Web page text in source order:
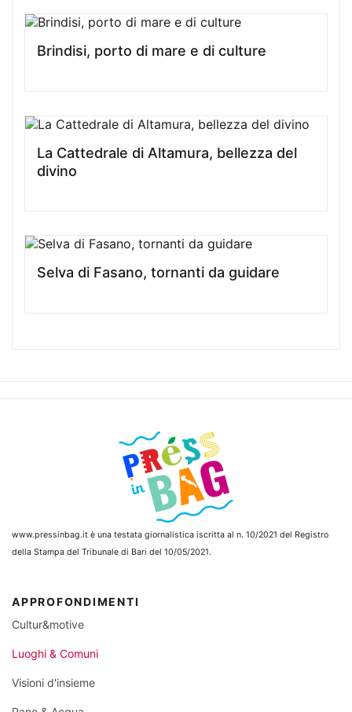
Brindisi, porto di mare e di culture
La Cattedrale di Altamura, bellezza del
divino
Selva di Fasano, tornanti da guidare
www.pressinbag.it è una testata giornalistica iscritta al n. 10/2021 del Registro
della Stampa del Tribunale di Bari del 10/05/2021.
APPROFONDIMENTI
Cultur&motive
Luoghi & Comuni
Visioni d'insieme